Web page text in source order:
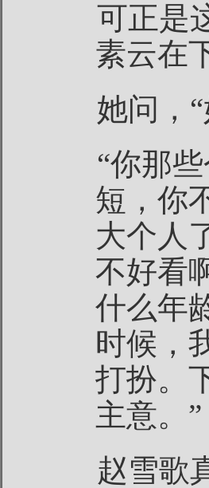
可正是
素云在
她问，
“你那
短，你
大个人
不好看
什么年
时候，
打扮。
主意。”
赵雪歌